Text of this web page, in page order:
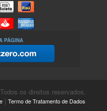
PÁGINA
os direitos reservados.
| Termo de Tratamento de Dados